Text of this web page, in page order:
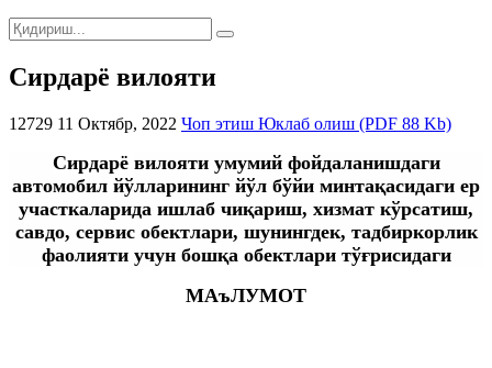
Сирдарё вилояти
12729 11 Октябр, 2022 Чоп этиш Юклаб олиш (PDF 88 Kb)
Сирдарё вилояти умумий фойдаланишдаги
автомобил йўлларининг йўл бўйи минтақасидаги ер
участкаларида ишлаб чиқариш, хизмат кўрсатиш,
савдо, сервис обектлари, шунингдек, тадбиркорлик
фаолияти учун бошқа обектлари тўғрисидаги
МАъЛУМОТ